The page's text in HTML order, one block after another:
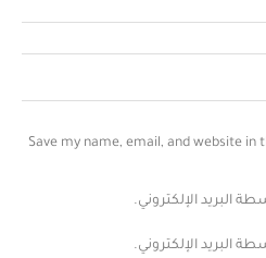
Save my name, email, and website
البريد الإلكتروني.
البريد الإلكتروني.